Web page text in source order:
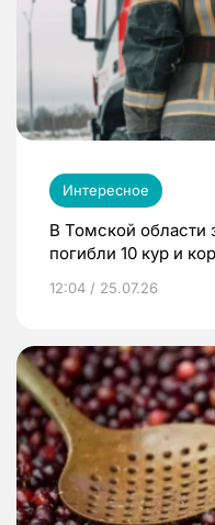
Интересное
В Томской области
погибли 10 кур и
12:04 / 25.07.26